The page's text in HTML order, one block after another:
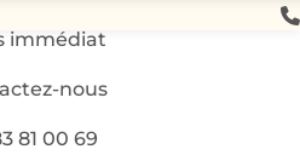
immédiat
nous
81 00 69